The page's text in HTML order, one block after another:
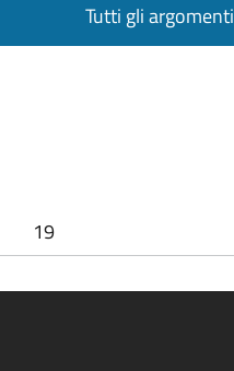
Tutti gli argomenti
19